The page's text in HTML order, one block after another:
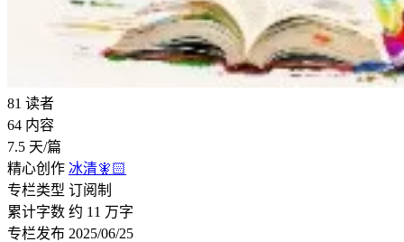
81 读者
64 内容
7.5 天/篇
精心创作 冰清🧚🏻
专栏类型 订阅制
累计字数 约 11 万字
专栏发布 2025/06/25